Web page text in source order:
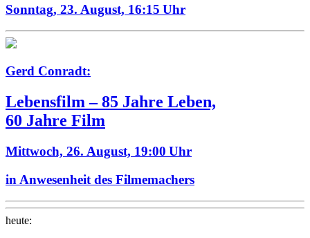
Sonntag, 23. August, 16:15 Uhr
Gerd Conradt:
Lebensfilm – 85 Jahre Leben,
60 Jahre Film
Mittwoch, 26. August, 19:00 Uhr
in Anwesenheit des Filmemachers
heute: